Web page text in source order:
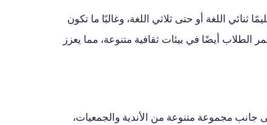
اللغة أو حتى ثلاثي اللغة، وغالبًا ما تكون
الطلاب أيضًا في بيئات ثقافية متنوعة، مما يعزز
جانب مجموعة متنوعة من الأندية والجمعيات،